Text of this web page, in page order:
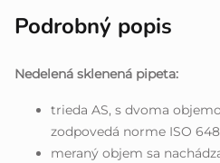
Podrobný popis
Nedelená sklenená pipeta:
trieda AS, s dvoma
zodpovedá norme ISO 648
meraný objem sa